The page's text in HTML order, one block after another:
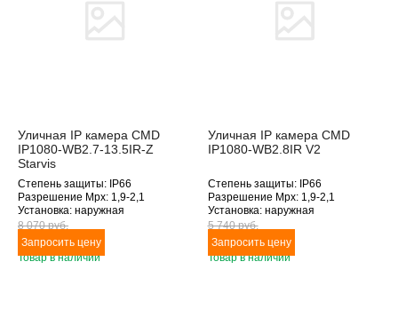
Уличная IP камера CMD
IP1080-WB2.7-13.5IR-Z
Starvis
Степень защиты: IP66
Разрешение Mpx: 1,9-2,1
Установка: наружная
Подключение: Ethernet
Дополнительное оснащение:
инфракрасная подсветка
Объектив (фокусное расстояние,
8 070 pуб.
Товар в наличии
Уличная IP камера CMD
IP1080-WB2.8IR V2
Степень защиты: IP66
Разрешение Mpx: 1,9-2,1
Установка: наружная
Подключение: Ethernet
Дополнительное оснащение:
инфракрасная подсветка
Объектив (фокусное расстояние,
5 740 pуб.
Товар в наличии